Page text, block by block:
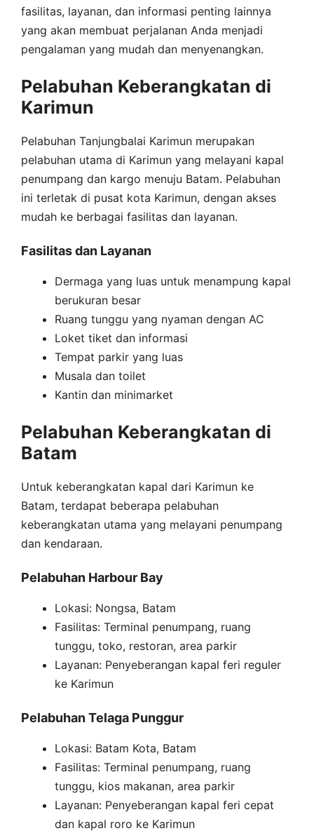
fasilitas, layanan, dan informasi penting lainnya
yang akan membuat perjalanan Anda menjadi
pengalaman yang mudah dan menyenangkan.
Pelabuhan Keberangkatan di
Karimun
Pelabuhan Tanjungbalai Karimun merupakan
pelabuhan utama di Karimun yang melayani kapal
penumpang dan kargo menuju Batam. Pelabuhan
ini terletak di pusat kota Karimun, dengan akses
mudah ke berbagai fasilitas dan layanan.
Fasilitas dan Layanan
Dermaga yang luas untuk menampung kapal
berukuran besar
Ruang tunggu yang nyaman dengan AC
Loket tiket dan informasi
Tempat parkir yang luas
Musala dan toilet
Kantin dan minimarket
Pelabuhan Keberangkatan di
Batam
Untuk keberangkatan kapal dari Karimun ke
Batam, terdapat beberapa pelabuhan
keberangkatan utama yang melayani penumpang
dan kendaraan.
Pelabuhan Harbour Bay
Lokasi: Nongsa, Batam
Fasilitas: Terminal penumpang, ruang
tunggu, toko, restoran, area parkir
Layanan: Penyeberangan kapal feri reguler
ke Karimun
Pelabuhan Telaga Punggur
Lokasi: Batam Kota, Batam
Fasilitas: Terminal penumpang, ruang
tunggu, kios makanan, area parkir
Layanan: Penyeberangan kapal feri cepat
dan kapal roro ke Karimun